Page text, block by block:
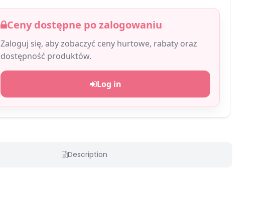
Ceny dostępne po zalogowaniu
Zaloguj się, aby zobaczyć ceny hurtowe, rabaty oraz
dostępność produktów.
Log in
Description